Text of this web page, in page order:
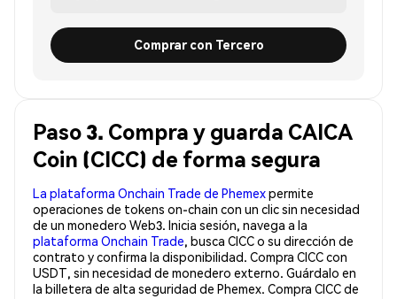
Comprar con Tercero
Paso 3. Compra y guarda CAICA
Coin (CICC) de forma segura
La plataforma Onchain Trade de Phemexpermite
operaciones de tokens on-chain con un clic sin necesidad
de un monedero Web3. Inicia sesión, navega a la
plataforma Onchain Trade, busca CICC o su dirección de
contrato y confirma la disponibilidad. Compra CICC con
USDT, sin necesidad de monedero externo. Guárdalo en
la billetera de alta seguridad de Phemex. Compra CICC de